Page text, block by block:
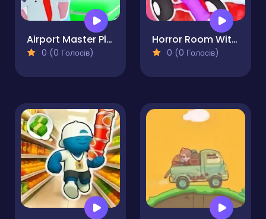
Airport Master Plane Tycoon
0 (0 Голосів)
Horror Room With Starts
0 (0 Голосів)